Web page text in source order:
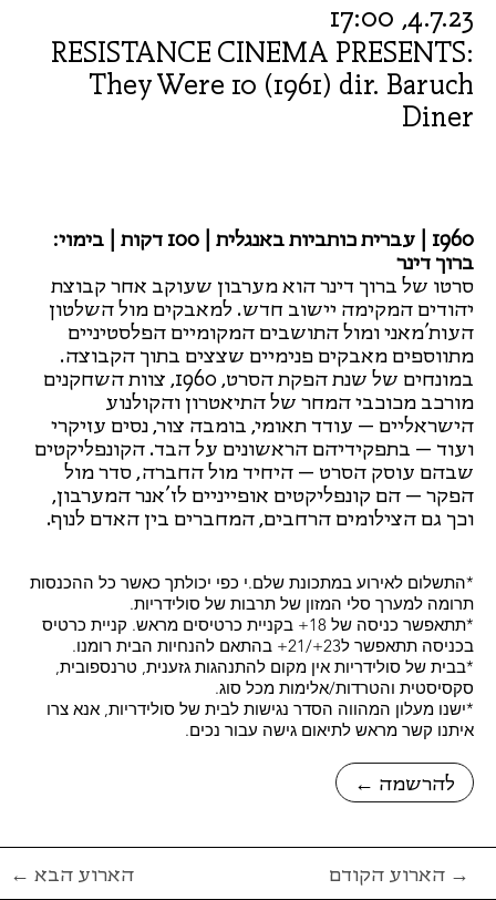
RESISTANCE CINEMA PRESENTS:
They Were 10 (1961) dir. Baruch
Diner
← להרשמה
4.7.23, 17:00
1960 | עברית כותביות באנגלית | 100 דקות | בימוי:
ברוך דינר
סרטו של ברוך דינר הוא מערבון שעוקב אחר קבוצת
יהודים המקימה יישוב חדש. למאבקים מול השלטון
העות’מאני ומול התושבים המקומיים הפלסטיניים
מתווספים מאבקים פנימיים שצצים בתוך הקבוצה.
במונחים של שנת הפקת הסרט, 1960, צוות השחקנים
מורכב מכוכבי המחר של התיאטרון והקולנוע
הישראליים – עודד תאומי, בומבה צור, נסים עזיקרי
ועוד – בתפקידיהם הראשונים על הבד. הקונפליקטים
שבהם עוסק הסרט – היחיד מול החברה, סדר מול
הפקר – הם קונפליקטים אופייניים לז’אנר המערבון,
וכך גם הצילומים הרחבים, המחברים בין האדם לנוף.
*התשלום לאירוע במתכונת שלם.י כפי יכולתך כאשר כל ההכנסות
תרומה למערך סלי המזון של תרבות של סולידריות.
*תתאפשר כניסה של 18+ בקניית כרטיסים מראש. קניית כרטיס
בכניסה תתאפשר ל23+/21+ בהתאם להנחיות הבית רומנו.
*בבית של סולידריות אין מקום להתנהגות גזענית, טרנספובית,
סקסיסטית והטרדות/אלימות מכל סוג.
*ישנו מעלון המהווה הסדר נגישות לבית של סולידריות, אנא צרו
איתנו קשר מראש לתיאום גישה עבור נכים.
← הארוע הבא הארוע הקודם →